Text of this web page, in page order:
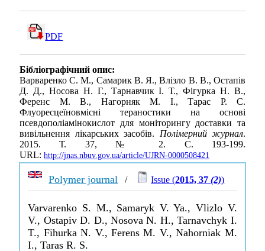
PDF
Бібліографічний опис:
Варваренко С. М., Самарик В. Я., Влізло В. В., Остапів
Д. Д., Носова Н. Г., Тарнавчик І. Т., Фігурка Н. В.,
Ференс М. В., Нагорняк М. І., Тарас Р. С.
Флуоресцеїновмісні тераностики на основі
псевдополіамінокислот для моніторингу доставки та
вивільнення лікарських засобів. Полімерний журнал.
2015. Т. 37, № 2. С. 193-199.
URL: http://jnas.nbuv.gov.ua/article/UJRN-0000508421
Polymer journal / Issue (2015, 37(2))
Varvarenko S. M., Samaryk V. Ya., Vlizlo V.
V., Ostapiv D. D., Nosova N. H., Tarnavchyk I.
T., Fihurka N. V., Ferens M. V., Nahorniak M.
I., Taras R. S.